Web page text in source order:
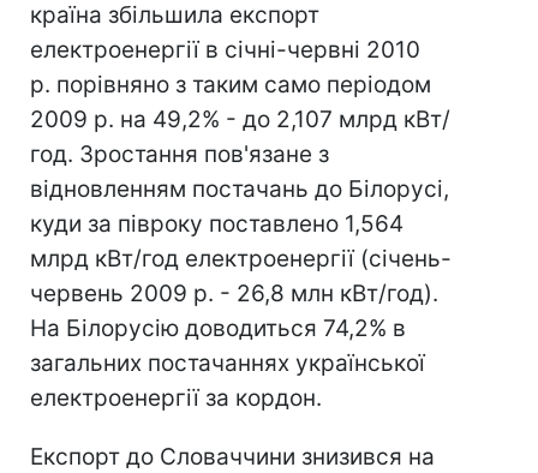
країна збільшила експорт
електроенергії в січні-червні 2010
р. порівняно з таким само періодом
2009 р. на 49,2% - до 2,107 млрд кВт/
год. Зростання пов'язане з
відновленням постачань до Білорусі,
куди за півроку поставлено 1,564
млрд кВт/год електроенергії (січень-
червень 2009 р. - 26,8 млн кВт/год).
На Білорусію доводиться 74,2% в
загальних постачаннях української
електроенергії за кордон.
Експорт до Словаччини знизився на